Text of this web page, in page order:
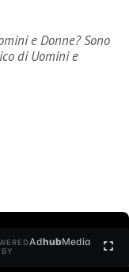
e Donne? Sono
di Uomini e
BY
AdhubMedia